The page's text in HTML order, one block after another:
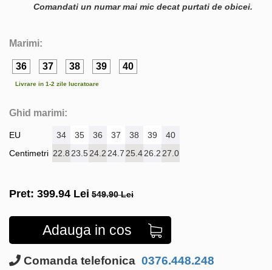
Comandati un numar mai mic decat purtati de obicei.
Marimi:
36 37 38 39 40
Livrare in 1-2 zile lucratoare
Ghid marimi:
EU
Centimetri
34 35 36 37 38 39
40
22.8 23.524.2 24.7 25.426.2 27.0
Pret: 399.94 Lei 549.90 Lei
Adauga in cos
Comanda telefonica 0376.448.248